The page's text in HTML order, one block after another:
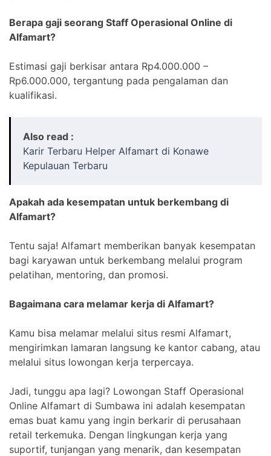
Berapa gaji seorang Staff Operasional Online di
Alfamart?
Estimasi gaji berkisar antara Rp4.000.000 –
Rp6.000.000, tergantung pada pengalaman dan
kualifikasi.
Also read :
Karir Terbaru Helper Alfamart di Konawe
Kepulauan Terbaru
Apakah ada kesempatan untuk berkembang di
Alfamart?
Tentu saja! Alfamart memberikan banyak kesempatan
bagi karyawan untuk berkembang melalui program
pelatihan, mentoring, dan promosi.
Bagaimana cara melamar kerja di Alfamart?
Kamu bisa melamar melalui situs resmi Alfamart,
mengirimkan lamaran langsung ke kantor cabang, atau
melalui situs lowongan kerja terpercaya.
Jadi, tunggu apa lagi? Lowongan Staff Operasional
Online Alfamart di Sumbawa ini adalah kesempatan
emas buat kamu yang ingin berkarir di perusahaan
retail terkemuka. Dengan lingkungan kerja yang
suportif, tunjangan yang menarik, dan kesempatan